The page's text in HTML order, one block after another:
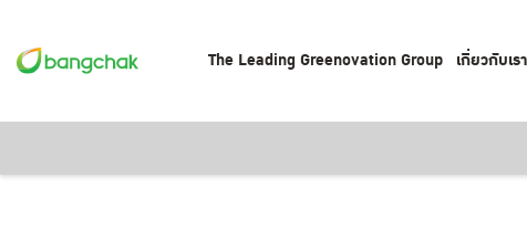
The Leading Greenovation Group เกี่ยวกับเรา